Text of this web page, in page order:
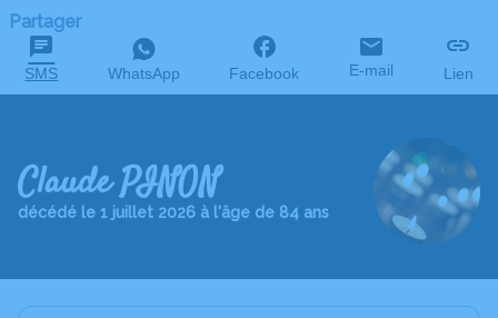
Partager
SMS WhatsApp Facebook E-mail Lien
Claude PINON
décédé le 1 juillet 2026 à l'âge de 84 ans